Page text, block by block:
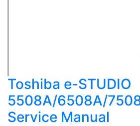
Toshiba e-STUDIO
5508A/6508A/
Service Manual